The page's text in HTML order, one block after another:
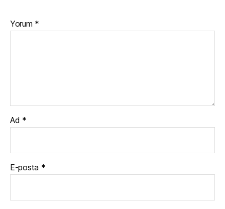
Yorum *
Ad *
E-posta *